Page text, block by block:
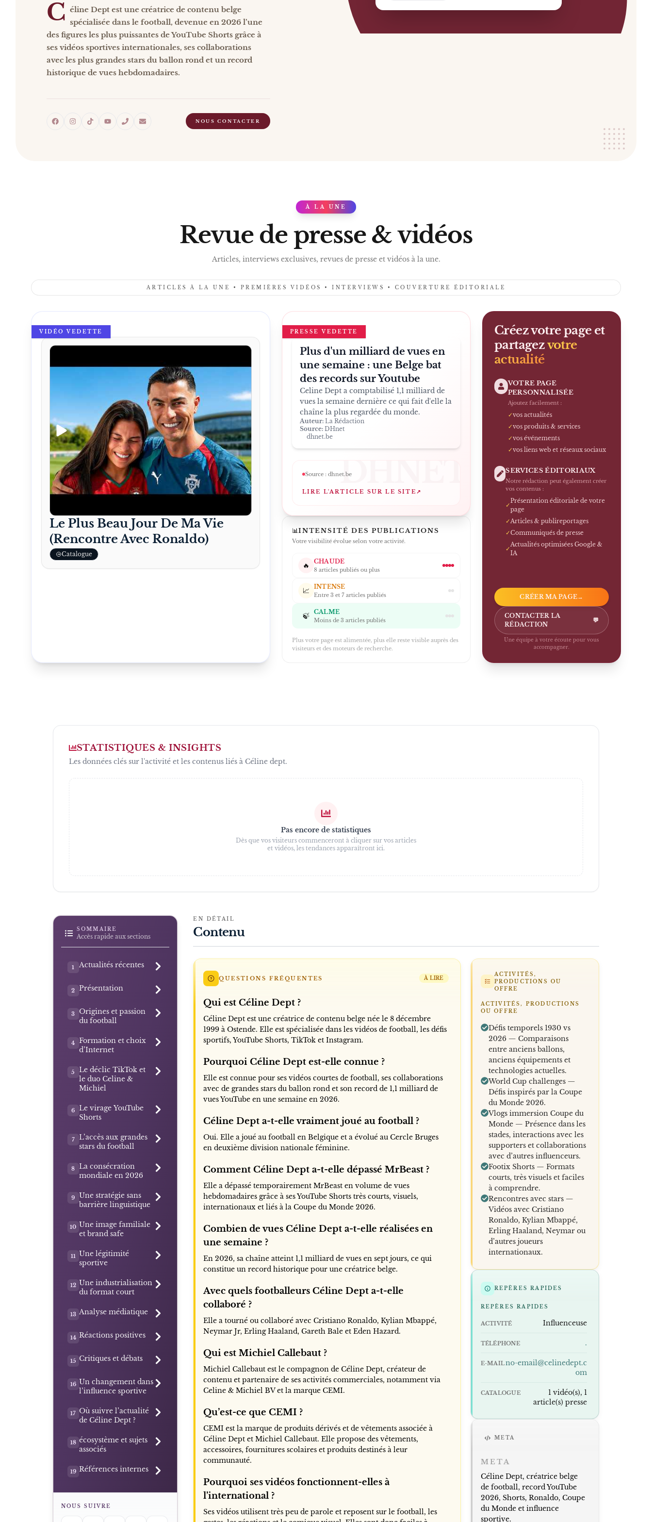
C éline Dept est une créatrice de contenu belge
spécialisée dans le football, devenue en 2026 l’une
des figures les plus puissantes de YouTube Shorts grâce à
ses vidéos sportives internationales, ses collaborations
avec les plus grandes stars du ballon rond et un record
historique de vues hebdomadaires.
NOUS CONTACTER
PRESS
À LA UNE
Revue de presse & vidéos
Articles, interviews exclusives, revues de presse et vidéos à la une.
ARTICLES À LA UNE • PREMIÈRES VIDÉOS • INTERVIEWS • COUVERTURE ÉDITORIALE
VIDÉO VEDETTE
Le Plus Beau Jour De Ma Vie
(Rencontre Avec Ronaldo)
Catalogue
PRESSE VEDETTE
Plus d'un milliard de vues en
une semaine : une Belge bat
des records sur Youtube
Celine Dept a comptabilisé 1,1 milliard de
vues la semaine dernière ce qui fait d'elle la
chaîne la plus regardée du monde.
Auteur: La Rédaction
Source: DHnet
dhnet.be
DHNET
Source : dhnet.be
LIRE L'ARTICLE SUR LE SITE ↗
📊INTENSITÉ DES PUBLICATIONS
Votre visibilité évolue selon votre activité.
🔥 CHAUDE
8 articles publiés ou plus
📈 INTENSE
Entre 3 et 7 articles publiés
🍃 CALME
Moins de 3 articles publiés
Plus votre page est alimentée, plus elle reste visible auprès des
visiteurs et des moteurs de recherche.
Créez votre page et
partagezvotre
actualité
VOTRE PAGE
PERSONNALISÉE
Ajoutez facilement :
✓vos actualités
✓vos produits & services
✓vos événements
✓vos liens web et réseaux sociaux
SERVICES ÉDITORIAUX
Notre rédaction peut également créer
vos contenus :
✓
Présentation éditoriale de votre
page
✓ Articles & publireportages
✓Communiqués de presse
✓
Actualités optimisées Google &
IA
CRÉER MA PAGE→
CONTACTER LA
RÉDACTION
💬
Une équipe à votre écoute pour vous
accompagner.
STATISTIQUES & INSIGHTS
Les données clés sur l'activité et les contenus liés à Céline dept.
Pas encore de statistiques
Dès que vos visiteurs commenceront à cliquer sur vos articles
et vidéos, les tendances apparaîtront ici.
SOMMAIRE
Accès rapide aux sections
1 Actualités récentes
2 Présentation
3
Origines et passion
du football
4
Formation et choix
d’Internet
5
Le déclic TikTok et
le duo Celine &
Michiel
6
Le virage YouTube
Shorts
7
L’accès aux grandes
stars du football
8
La consécration
mondiale en 2026
9
Une stratégie sans
barrière linguistique
10 Une image familiale
et brand safe
11 Une légitimité
sportive
12 Une industrialisation
du format court
13 Analyse médiatique
14 Réactions positives
15 Critiques et débats
16 Un changement dans
l’influence sportive
17 Où suivre l’actualité
de Céline Dept ?
18 écosystème et sujets
associés
19 Références internes
NOUS SUIVRE
EN DÉTAIL
Contenu
QUESTIONS FRÉQUENTES À LIRE
Qui est Céline Dept ?
Céline Dept est une créatrice de contenu belge née le 8 décembre
1999 à Ostende. Elle est spécialisée dans les vidéos de football, les défis
sportifs, YouTube Shorts, TikTok et Instagram.
Pourquoi Céline Dept est-elle connue ?
Elle est connue pour ses vidéos courtes de football, ses collaborations
avec de grandes stars du ballon rond et son record de 1,1 milliard de
vues YouTube en une semaine en 2026.
Céline Dept a-t-elle vraiment joué au football ?
Oui. Elle a joué au football en Belgique et a évolué au Cercle Bruges
en deuxième division nationale féminine.
Comment Céline Dept a-t-elle dépassé MrBeast ?
Elle a dépassé temporairement MrBeast en volume de vues
hebdomadaires grâce à ses YouTube Shorts très courts, visuels,
internationaux et liés à la Coupe du Monde 2026.
Combien de vues Céline Dept a-t-elle réalisées en
une semaine ?
En 2026, sa chaîne atteint 1,1 milliard de vues en sept jours, ce qui
constitue un record historique pour une créatrice belge.
Avec quels footballeurs Céline Dept a-t-elle
collaboré ?
Elle a tourné ou collaboré avec Cristiano Ronaldo, Kylian Mbappé,
Neymar Jr, Erling Haaland, Gareth Bale et Eden Hazard.
Qui est Michiel Callebaut ?
Michiel Callebaut est le compagnon de Céline Dept, créateur de
contenu et partenaire de ses activités commerciales, notamment via
Celine & Michiel BV et la marque CEMI.
Qu’est-ce que CEMI ?
CEMI est la marque de produits dérivés et de vêtements associée à
Céline Dept et Michiel Callebaut. Elle propose des vêtements,
accessoires, fournitures scolaires et produits destinés à leur
communauté.
Pourquoi ses vidéos fonctionnent-elles à
l’international ?
Ses vidéos utilisent très peu de parole et reposent sur le football, les
ACTIVITÉS,
PRODUCTIONS OU
OFFRE
ACTIVITÉS, PRODUCTIONS
OU OFFRE
Défis temporels 1930 vs
2026 — Comparaisons
entre anciens ballons,
anciens équipements et
technologies actuelles.
World Cup challenges —
Défis inspirés par la Coupe
du Monde 2026.
Vlogs immersion Coupe du
Monde — Présence dans les
stades, interactions avec les
supporters et collaborations
avec d’autres influenceurs.
Footix Shorts — Formats
courts, très visuels et faciles
à comprendre.
Rencontres avec stars —
Vidéos avec Cristiano
Ronaldo, Kylian Mbappé,
Erling Haaland, Neymar ou
d’autres joueurs
internationaux.
REPÈRES RAPIDES
REPÈRES RAPIDES
ACTIVITÉ Influenceuse
TÉLÉPHONE .
E-MAILno-email@celinedept.c
om
CATALOGUE
1 vidéo(s), 1
article(s) presse
META
META
Céline Dept, créatrice belge
de football, record YouTube
2026, Shorts, Ronaldo, Coupe
du Monde et influence
sportive.